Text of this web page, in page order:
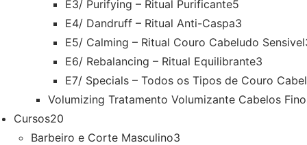
E3/ Purifying – Ritual Purificante5
E4/ Dandruff – Ritual Anti-Caspa3
E5/ Calming – Ritual Couro Cabeludo Sensivel
E6/ Rebalancing – Ritual Equilibrante3
E7/ Specials – Todos os Tipos de Couro
Volumizing Tratamento Volumizante Cabelos
Cursos20
Barbeiro e Corte Masculino3